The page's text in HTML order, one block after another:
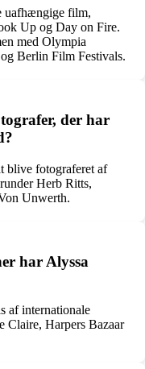
uafhængige film,
Up og Day on Fire.
med Olympia
Berlin Film Festivals.
der har
blive fotograferet af
Herb Ritts,
Unwerth.
har Alyssa
af internationale
Claire, Harpers Bazaar